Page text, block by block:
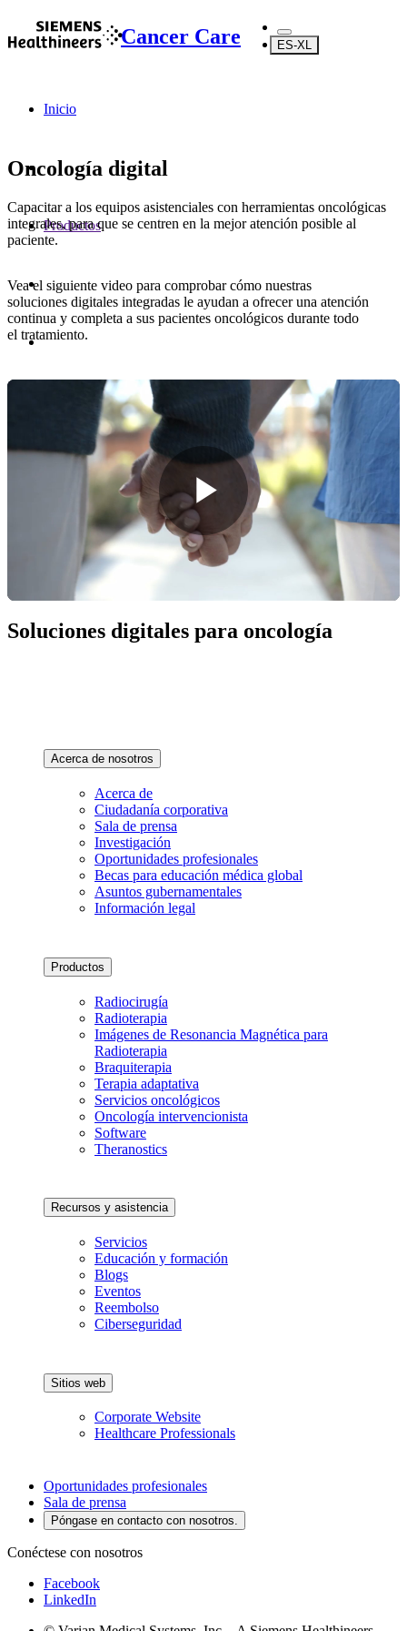
Cancer Care ES-XL
Inicio
Productos
Oncología digital
Oncología digital
Capacitar a los equipos asistenciales con herramientas oncológicas
integrales, para que se centren en la mejor atención posible al
paciente.
Vea el siguiente video para comprobar cómo nuestras
soluciones digitales integradas le ayudan a ofrecer una atención
continua y completa a sus pacientes oncológicos durante todo
el tratamiento.
Soluciones digitales para oncología
Acerca de nosotros
Acerca de
Ciudadanía corporativa
Sala de prensa
Investigación
Oportunidades profesionales
Becas para educación médica global
Asuntos gubernamentales
Información legal
Productos
Radiocirugía
Radioterapia
Imágenes de Resonancia Magnética para
Radioterapia
Braquiterapia
Terapia adaptativa
Servicios oncológicos
Oncología intervencionista
Software
Theranostics
Recursos y asistencia
Servicios
Educación y formación
Blogs
Eventos
Reembolso
Ciberseguridad
Sitios web
Corporate Website
Healthcare Professionals
Oportunidades profesionales
Sala de prensa
Póngase en contacto con nosotros.
Conéctese con nosotros
Facebook
LinkedIn